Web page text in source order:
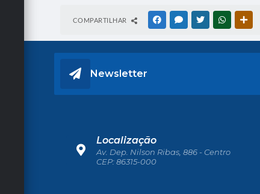
COMPARTILHAR FACEBOOKMESSENGER
TWITTERWHATSAPP
Newsletter
Localização
Av. Dep. Nilson Ribas, 886 - Centro
CEP: 86315-000